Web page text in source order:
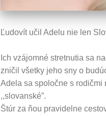
Ľudovít učil Adelu nie len
Ich vzájomné stretnutia sa
zničil všetky jeho sny o
Adela sa spoločne s rodičmi
,,slovanské”.
Štúr za ňou pravidelne